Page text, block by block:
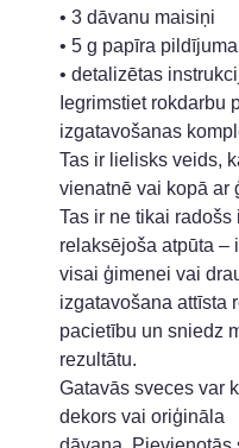
• 3 dāvanu maisiņi
• 5 g papīra pildījuma
• detalizētas
Iegrimstiet rokdarbu
izgatavošanas
Tas ir lielisks veids,
vienatnē vai kopā ar
Tas ir ne tikai
relaksējoša atpūta –
visai ģimenei vai
izgatavošana attīsta
pacietību un sniedz
rezultātu.
Gatavās sveces var
dekors vai oriģināla